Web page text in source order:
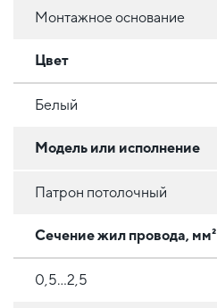
Монтажное основание
Цвет
Белый
Модель или исполнение
Патрон потолочный
Сечение жил провода, мм²
0,5...2,5